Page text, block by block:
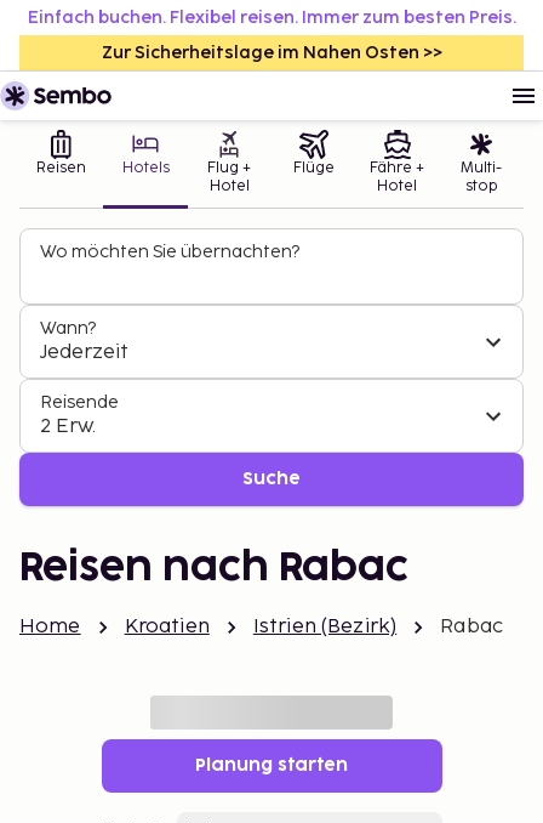
Einfach buchen. Flexibel reisen. Immer zum besten Preis.
Zur Sicherheitslage im Nahen Osten >>
Reisen Hotels
Flug +
Hotel
Flüge
Fähre +
Hotel
Multi-
stop
Wo möchten Sie übernachten?
Wann?
Jederzeit
Reisende
2 Erw.
Suche
Reisen nach Rabac
Home Kroatien Istrien (Bezirk) Rabac
Planung starten